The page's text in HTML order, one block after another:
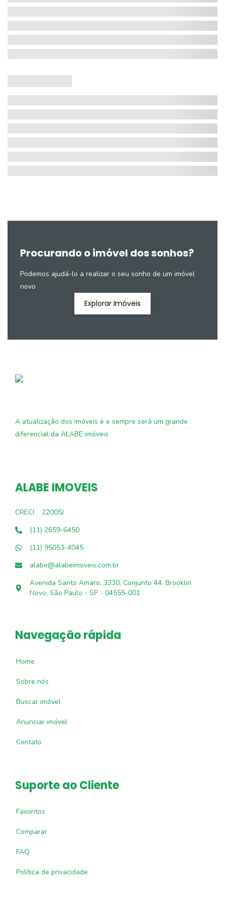
Procurando o imóvel dos sonhos?
Podemos ajudá-lo a realizar o seu sonho de um imóvel
novo
Explorar Imóveis
A atualização dos imóveis é e sempre será um grande
diferencial da ALABE imóveis
ALABE IMOVEIS
CRECI
22005J
(11) 2659-6450
(11) 95053-4045
alabe@alabeimoveis.com.br
Avenida Santo Amaro, 3330, Conjunto 44, Brooklin
Novo, São Paulo - SP - 04555-001
Navegação rápida
Home
Sobre nós
Buscar imóvel
Anunciar imóvel
Contato
Suporte ao Cliente
Favoritos
Comparar
FAQ
Política de privacidade